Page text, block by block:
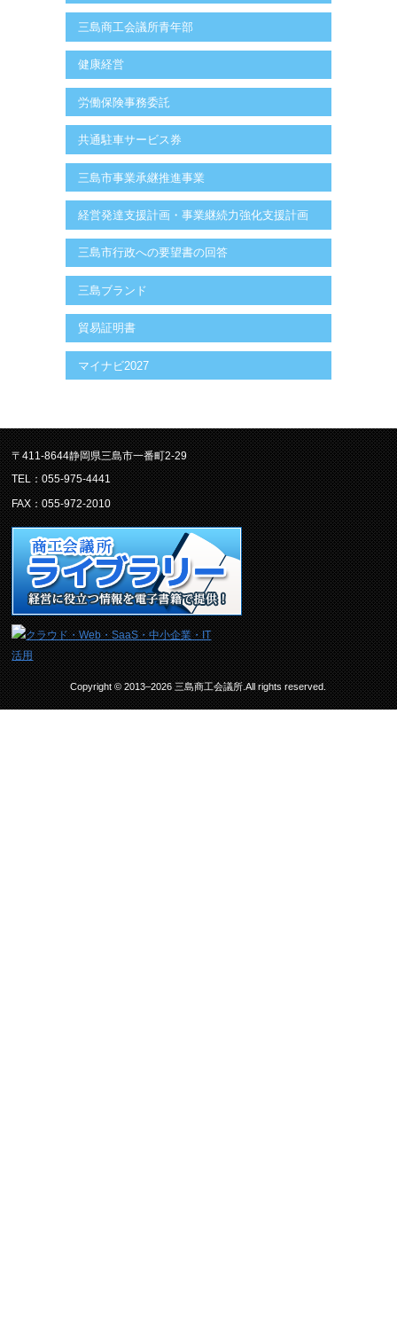
三島商工会議所青年部
健康経営
労働保険事務委託
共通駐車サービス券
三島市事業承継推進事業
経営発達支援計画・事業継続力強化支援計画
三島市行政への要望書の回答
三島ブランド
貿易証明書
マイナビ2027
〒411-8644静岡県三島市一番町2-29
TEL：055-975-4441
FAX：055-972-2010
Copyright © 2013–2026 三島商工会議所.All rights reserved.